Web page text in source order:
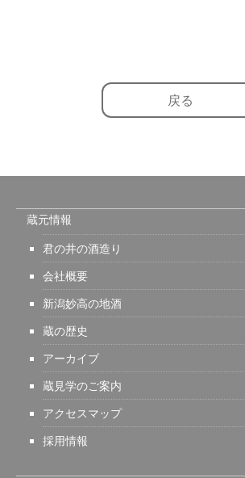
戻る
蔵元情報
君の井の酒造り
会社概要
新潟妙高の地酒
蔵の歴史
アーカイブ
蔵見学のご案内
アクセスマップ
採用情報